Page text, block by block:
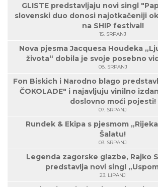
GLISTE predstavljaju novi singl
slovenski duo donosi najotkačeniji
na SHIP festival!
15. SRPANJ
Nova pjesma Jacquesa Houdeka
života“ dobila je svoje posebno
08. SRPANJ
Fon Biskich i Narodno blago
ČOKOLADE" i najavljuju vinilno
doslovno moći pojesti!
07. SRPANJ
Rundek & Ekipa s pjesmom
Šalatu!
03. SRPANJ
Legenda zagorske glazbe, Rajko
predstavlja novi singl
23. LIPANJ